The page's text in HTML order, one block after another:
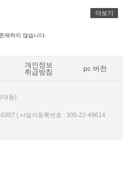
더보기
재하지 않습니다.
개인정보
취급방침
pc 버전
대동)
| 사업자등록번호 : 305-22-49614